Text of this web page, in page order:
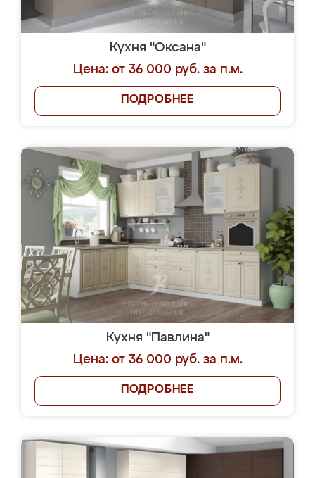
Кухня "Оксана"
Цена: от 36 000 руб. за п.м.
ПОДРОБНЕЕ
Кухня "Павлина"
Цена: от 36 000 руб. за п.м.
ПОДРОБНЕЕ